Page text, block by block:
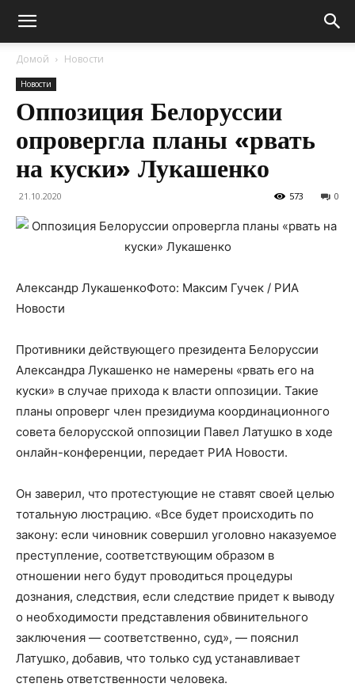
Домой Новости
Новости
Оппозиция Белоруссии
опровергла планы «рвать
на куски» Лукашенко
21.10.2020 0
573
Александр ЛукашенкоФото: Максим Гучек / РИА
Новости
Противники действующего президента Белоруссии
Александра Лукашенко не намерены «рвать его на
куски» в случае прихода к власти оппозиции. Такие
планы опроверг член президиума координационного
совета белорусской оппозиции Павел Латушко в ходе
онлайн-конференции, передает РИА Новости.
Он заверил, что протестующие не ставят своей целью
тотальную люстрацию. «Все будет происходить по
закону: если чиновник совершил уголовно наказуемое
преступление, соответствующим образом в
отношении него будут проводиться процедуры
дознания, следствия, если следствие придет к выводу
о необходимости представления обвинительного
заключения — соответственно, суд», — пояснил
Латушко, добавив, что только суд устанавливает
степень ответственности человека.